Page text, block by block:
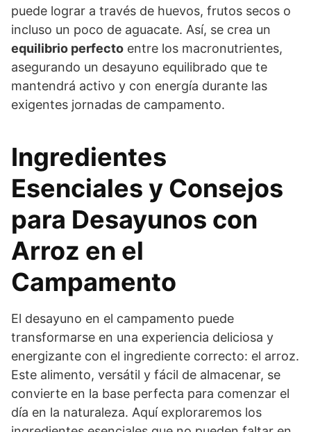
puede lograr a través de huevos, frutos secos o
incluso un poco de aguacate. Así, se crea un
equilibrio perfecto entre los macronutrientes,
asegurando un desayuno equilibrado que te
mantendrá activo y con energía durante las
exigentes jornadas de campamento.
Ingredientes
Esenciales y Consejos
para Desayunos con
Arroz en el
Campamento
El desayuno en el campamento puede
transformarse en una experiencia deliciosa y
energizante con el ingrediente correcto: el arroz.
Este alimento, versátil y fácil de almacenar, se
convierte en la base perfecta para comenzar el
día en la naturaleza. Aquí exploraremos los